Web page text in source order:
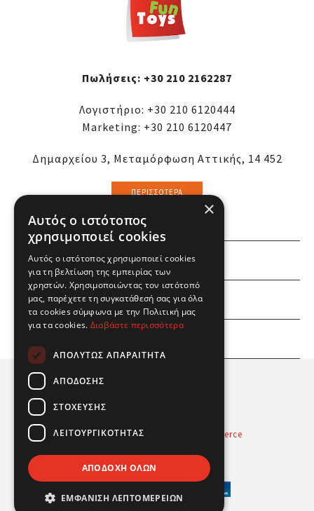
Πωλήσεις: +30 210 2162287
Λογιστήριο: +30 210 6120444
Marketing: +30 210 6120447
Δημαρχείου 3, Μεταμόρφωση Αττικής, 14 452
ΠΕΡΙΣΣΌΤΕΡΑ
ΕΜΕΙΣ
ΕΣΕΙΣ
Powered byRadicode
nopCommerce
×
Αυτός ο ιστότοπος
χρησιμοποιεί cookies
Αυτός ο ιστότοπος χρησιμοποιεί cookies
για τη βελτίωση της εμπειρίας των
χρηστών. Χρησιμοποιώντας τον ιστότοπό
μας, παρέχετε τη συγκατάθεσή σας για όλα
τα cookies σύμφωνα με την Πολιτική μας
για τα cookies. Διαβάστε περισσότερα
ΑΠΟΛΎΤΩΣ ΑΠΑΡΑΊΤΗΤΑ
ΑΠΌΔΟΣΗΣ
ΣΤΌΧΕΥΣΗΣ
ΛΕΙΤΟΥΡΓΙΚΌΤΗΤΑΣ
ΑΠΟΔΟΧΉ ΌΛΩΝ
ΕΜΦΆΝΙΣΗ ΛΕΠΤΟΜΕΡΕΙΏΝ